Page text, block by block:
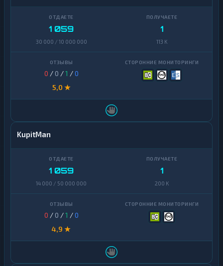
1 059
30 000 / 10 000 000
1
113 K
0 / 0 /1 /0
5,0 ★
KupitMan
1 059
14 000 / 50 000 000
1
200 K
0 / 0 /1 /0
4,9 ★